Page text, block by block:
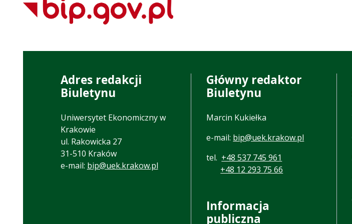
Adres redakcji
Biuletynu
Uniwersytet Ekonomiczny w
Krakowie
ul. Rakowicka 27
31-510 Kraków
e-mail: bip@uek.krakow.pl
Główny redaktor
Biuletynu
Marcin Kukiełka
e-mail: bip@uek.krakow.pl
tel. +48 537 745 961
+48 12 293 75 66
Informacja
publiczna